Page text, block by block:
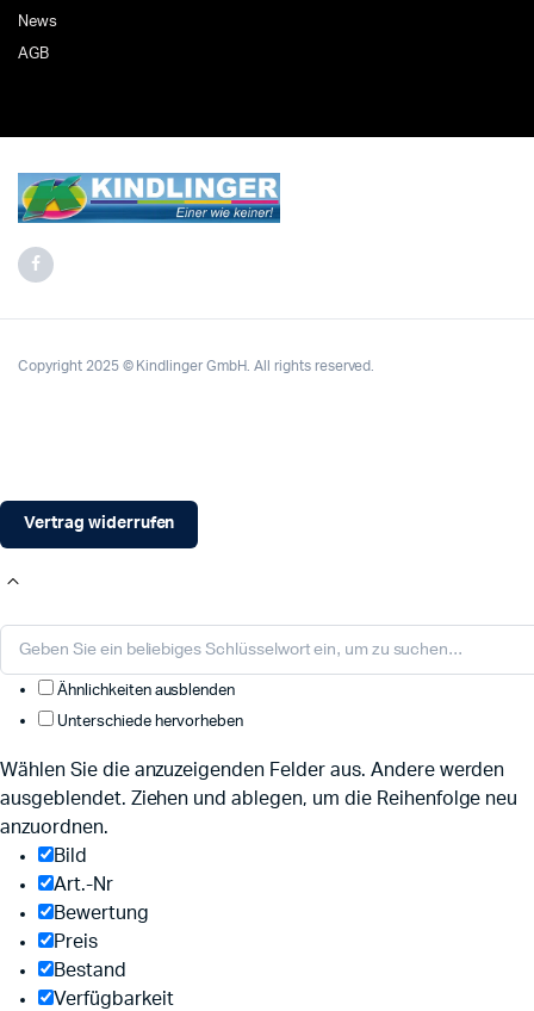
News
AGB
Copyright 2025 © Kindlinger GmbH. All rights reserved.
Vertrag widerrufen
Ähnlichkeiten ausblenden
Unterschiede hervorheben
Wählen Sie die anzuzeigenden Felder aus. Andere werden
ausgeblendet. Ziehen und ablegen, um die Reihenfolge neu
anzuordnen.
Bild
Art.-Nr
Bewertung
Preis
Bestand
Verfügbarkeit